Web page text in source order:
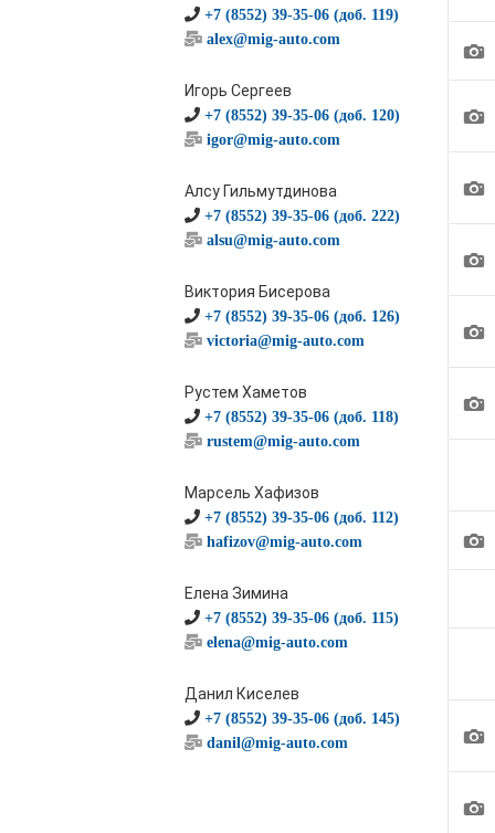
+7 (8552) 39-35-06 (доб. 119)
alex@mig-auto.com
Игорь Сергеев
+7 (8552) 39-35-06 (доб. 120)
igor@mig-auto.com
Алсу Гильмутдинова
+7 (8552) 39-35-06 (доб. 222)
alsu@mig-auto.com
Виктория Бисерова
+7 (8552) 39-35-06 (доб. 126)
victoria@mig-auto.com
Рустем Хаметов
+7 (8552) 39-35-06 (доб. 118)
rustem@mig-auto.com
Марсель Хафизов
+7 (8552) 39-35-06 (доб. 112)
hafizov@mig-auto.com
Елена Зимина
+7 (8552) 39-35-06 (доб. 115)
elena@mig-auto.com
Данил Киселев
+7 (8552) 39-35-06 (доб. 145)
danil@mig-auto.com
1
1
1
1
1
1
1
1
1